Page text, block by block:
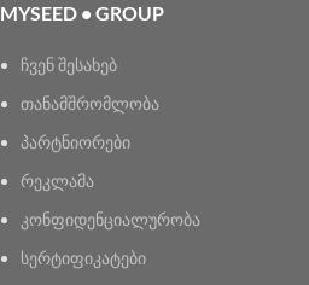
MYSEED • GROUP
ჩვენ შესახებ
თანამშრომლობა
პარტნიორები
რეკლამა
კონფიდენციალურობა
სერტიფიკატები